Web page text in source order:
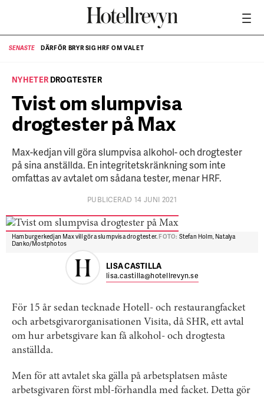
SENASTE DÄRFÖR BRYR SIG HRF OM VALET
NYHETER DROGTESTER
Tvist om slumpvisa
drogtester på Max
Max-kedjan vill göra slumpvisa alkohol- och drogtester
på sina anställda. En integritetskränkning som inte
omfattas av avtalet om sådana tester, menar HRF.
PUBLICERAD 14 JUNI 2021
Hamburgerkedjan Max vill göra slumpvisa drogtester.FOTO: Stefan Holm, Natalya
Danko/Mostphotos
LISA CASTILLA
lisa.castilla@hotellrevyn.se
För 15 år sedan tecknade Hotell- och restaurangfacket
och ­arbetsgivarorganisationen Visita, då SHR, ett avtal
om hur arbets­givare kan få alkohol- och drogtesta
anställda.
Men för att avtalet ska gälla på ­arbetsplatsen måste
arbetsgivaren först mbl-förhandla med facket. Detta gör